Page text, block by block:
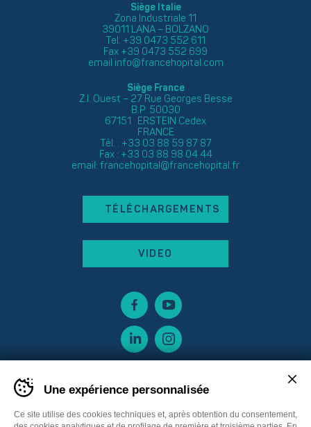
Siège Italie
Zona Industriale 11
39011 LANA – BOLZANO
Tel. +39 0473 552 611
Fax +39 0473 552 699
email info@francehopital.com
Siège France
Z.I. Ouest – 27 Rue Georges Besse
B.P. 50030
67151 ERSTEIN Cedex
FRANCE
Tél. : +33 03 88 59 87 87
Fax : +33 03 88 98 04 44
email: francehopital@francehopital.fr
TÉLÉCHARGEMENTS
VIDEO
Une expérience personnalisée
Ce site utilise des cookies techniques et, après obtention du consentement,